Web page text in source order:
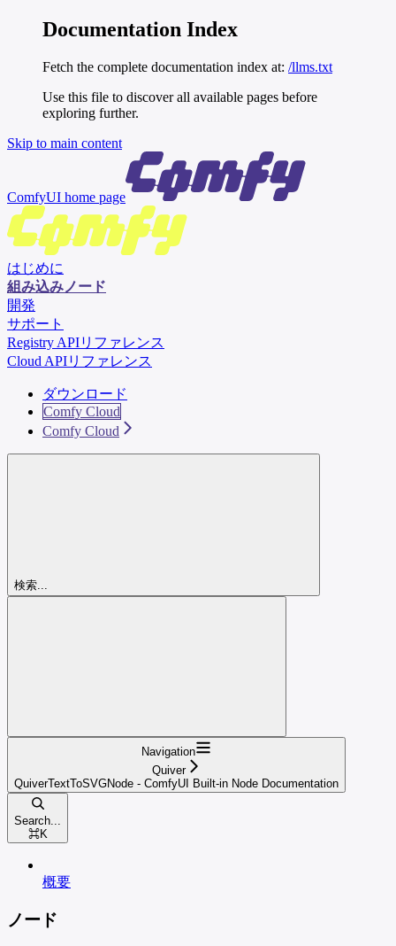
Documentation Index
Fetch the complete documentation index at: /llms.txt
Use this file to discover all available pages before
exploring further.
Skip to main content
ComfyUI home page
はじめに
組み込みノード
開発
サポート
Registry APIリファレンス
Cloud APIリファレンス
ダウンロード
Comfy Cloud
Comfy Cloud
検索...
Navigation
Quiver
QuiverTextToSVGNode - ComfyUI Built-in Node Documentation
Search...
⌘K
概要
ノード